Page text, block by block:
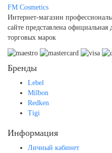
FM Cosmetics
Интернет-магазин
сайте представлена
торговых марок
Бренды
Lebel
Milbon
Redken
Tigi
Информация
Личный кабинет